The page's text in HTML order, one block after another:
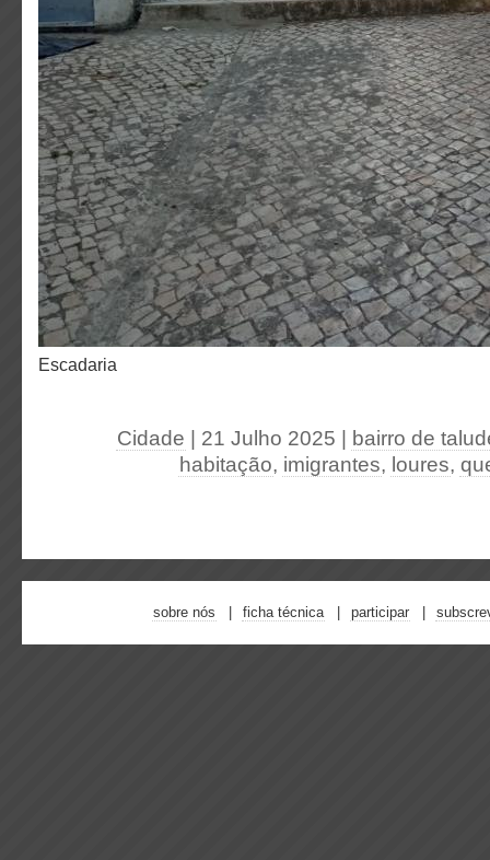
escadaria
Cidade | 21 Julho 2025
bairro de
habitação, imigrantes, loures,
sobre nós ficha técnica participar